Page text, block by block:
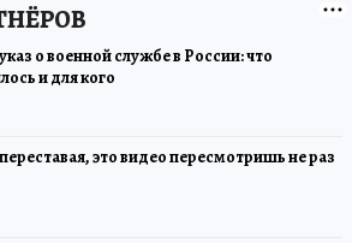
о военной службе в России: что
и для кого
это видео пересмотришь не раз